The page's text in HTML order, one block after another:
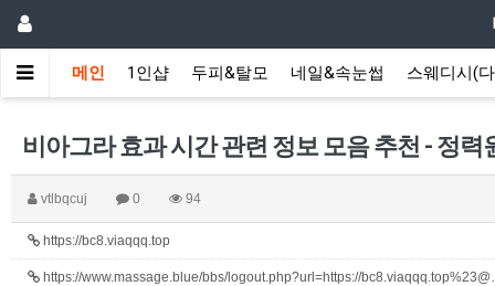
메인 1인샵 두피&탈모 네일&속눈썹 스웨디시(
비아그라 효과 시간 관련 정보 모음 추천 - 정력
vtlbqcuj 0 94
https://bc8.viaqqq.top
https://www.massage.blue/bbs/logout.php?url=https://